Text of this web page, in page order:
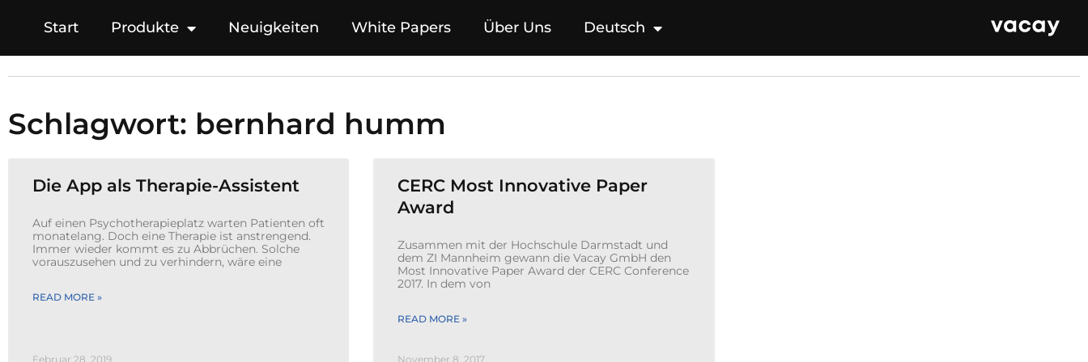
Start Produkte Neuigkeiten White Papers Über Uns Deutsch
Schlagwort: bernhard humm
Die App als Therapie-Assistent
Auf einen Psychotherapieplatz warten Patienten oft
monatelang. Doch eine Therapie ist anstrengend.
Immer wieder kommt es zu Abbrüchen. Solche
vorauszusehen und zu verhindern, wäre eine
READ MORE »
Februar 28, 2019
CERC Most Innovative Paper
Award
Zusammen mit der Hochschule Darmstadt und
dem ZI Mannheim gewann die Vacay GmbH den
Most Innovative Paper Award der CERC Conference
2017. In dem von
READ MORE »
November 8, 2017